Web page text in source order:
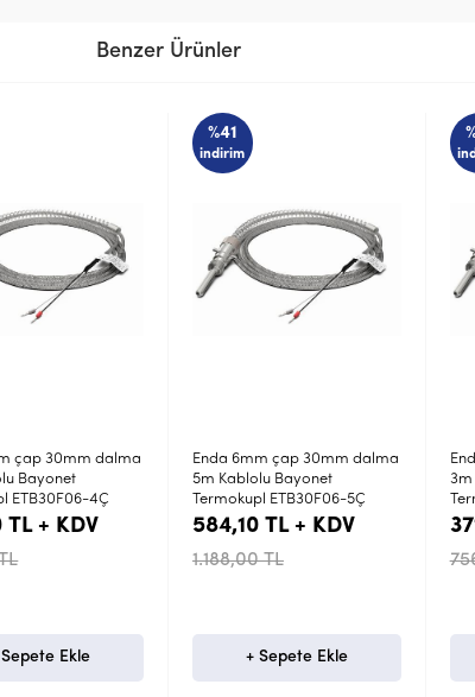
Benzer Ürünler
Enda 6mm çap 30mm dalma
5m Kablolu Bayonet
Termokupl ETB30F06-5Ç
584,10 TL + KDV
1.188,00 TL
+ Sepete Ekle
Enda 6mm çap 30mm dalma
3m Kablolu Bayonet
Termokupl ETB30F06-3Ç
371,70 TL + KDV
756,00 TL
+ Sepete Ekle